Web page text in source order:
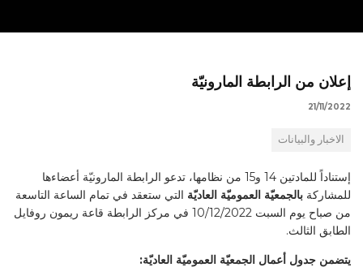
إعلان من الرابطة المارونيّة
21/11/2022
الاخبار والبيانات
إستناداً للمادتين 14 و15 من نظامها، تدعو الرابطة المارونيّة أعضاءها
للمشاركة بالجمعيّة العموميّة العاديّة التي ستعقد في تمام الساعة التاسعة
من صباح يوم السبت 10/12/2022 في مركز الرابطة قاعة ريمون روفايل
الطابق الثالث.
يتضمن جدول أعمال الجمعيّة العموميّة العاديّة: